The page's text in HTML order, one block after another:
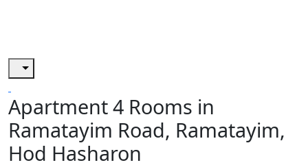
Apartment 4 Rooms in
Ramatayim Road, Ramatayim,
Hod Hasharon